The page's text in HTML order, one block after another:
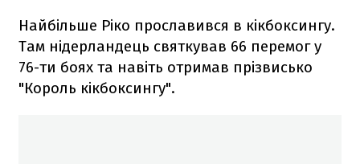
Найбільше Ріко прославився в кікбоксингу.
Там нідерландець святкував 66 перемог у
76-ти боях та навіть отримав прізвисько
"Король кікбоксингу".